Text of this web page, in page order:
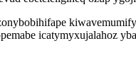
icatymyxujalahoz